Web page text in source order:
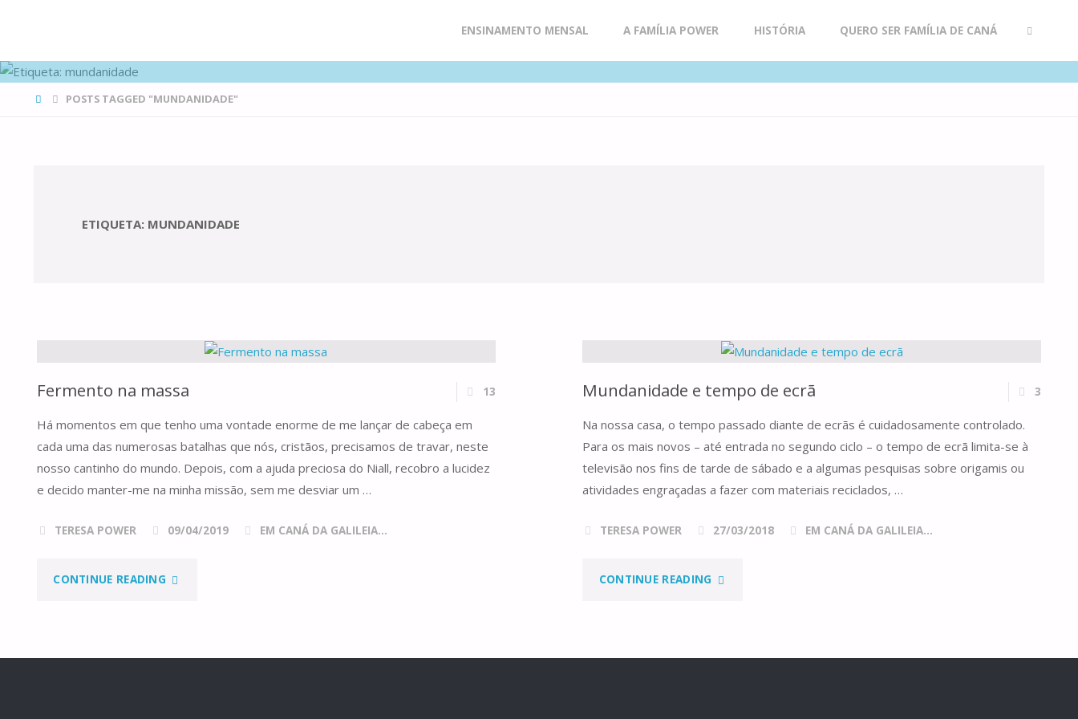
to
ENSINAMENTO MENSAL A FAMÍLIA POWER HISTÓRIA QUERO SER FAMÍLIA DE CANÁ
HOMEPOSTS TAGGED "MUNDANIDADE"
ETIQUETA: MUNDANIDADE
Fermento na massa 13
Há momentos em que tenho uma vontade enorme de me lançar de cabeça em
cada uma das numerosas batalhas que nós, cristãos, precisamos de travar, neste
nosso cantinho do mundo. Depois, com a ajuda preciosa do Niall, recobro a lucidez
e decido manter-me na minha missão, sem me desviar um …
TERESA POWER 09/04/2019 EM CANÁ DA GALILEIA...
CONTINUE READING "FERMENTO
Mundanidade e tempo de ecrã 3
Na nossa casa, o tempo passado diante de ecrãs é cuidadosamente controlado.
Para os mais novos – até entrada no segundo ciclo – o tempo de ecrã limita-se à
televisão nos fins de tarde de sábado e a algumas pesquisas sobre origamis ou
atividades engraçadas a fazer com materiais reciclados, …
TERESA POWER 27/03/2018 EM CANÁ DA GALILEIA...
CONTINUE READING "MUNDANIDADE